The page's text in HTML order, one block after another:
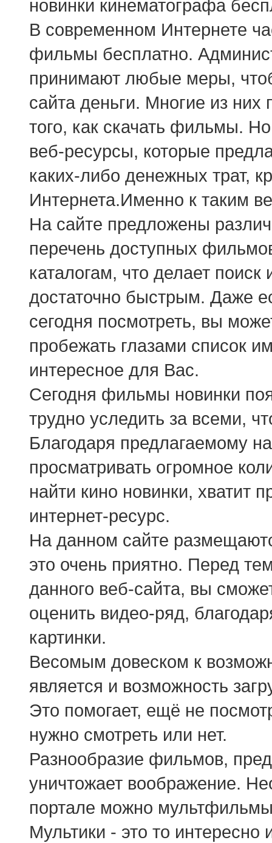
новинки кинематографа
В современном Интернете
фильмы бесплатно.
принимают любые меры,
сайта деньги. Многие из них
того, как скачать фильмы.
веб-ресурсы, которые
каких-либо денежных трат,
Интернета.Именно к таким
На сайте предложены
перечень доступных
каталогам, что делает
достаточно быстрым. Даже
сегодня посмотреть, вы
пробежать глазами список
интересное для Вас.
Сегодня фильмы новинки
трудно уследить за всеми,
Благодаря предлагаемому
просматривать огромное
найти кино новинки, хватит
интернет-ресурс.
На данном сайте
это очень приятно. Перед
данного веб-сайта, вы
оценить видео-ряд,
картинки.
Весомым довеском к
является и возможность
Это помогает, ещё не
нужно смотреть или нет.
Разнообразие фильмов,
уничтожает воображение.
портале можно
Мультики - это то